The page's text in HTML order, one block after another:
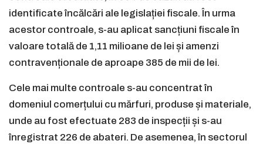
identificate încălcări ale legislației fiscale. În urma
acestor controale, s-au aplicat sancțiuni fiscale în
valoare totală de 1,11 milioane de lei și amenzi
contravenționale de aproape 385 de mii de lei.
Cele mai multe controale s-au concentrat în
domeniul comerțului cu mărfuri, produse și materiale,
unde au fost efectuate 283 de inspecții și s-au
înregistrat 226 de abateri. De asemenea, în sectorul